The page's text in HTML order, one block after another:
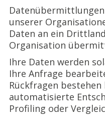
unserer
Daten an ein
Organisation
Ihre Daten werden
Ihre Anfrage
Rückfragen
automatisierte
Profiling oder